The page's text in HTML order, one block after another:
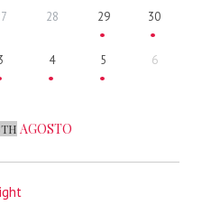
28 29 30
4 5 6
AGOSTO